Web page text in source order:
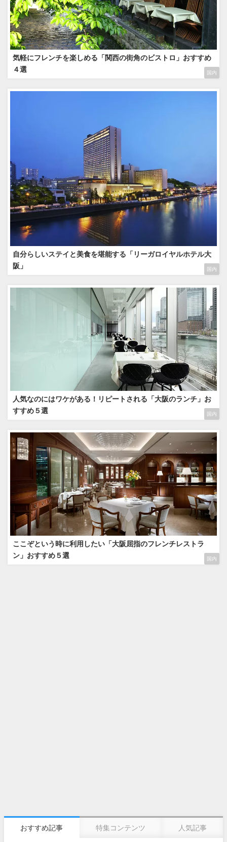
国内
気軽にフレンチを楽しめる「関西の街角のビストロ」おすすめ
４選
国内
自分らしいステイと美食を堪能する「リーガロイヤルホテル大
阪」
国内
人気なのにはワケがある！リピートされる「大阪のランチ」お
すすめ５選
国内
ここぞという時に利用したい「大阪屈指のフレンチレストラ
ン」おすすめ５選
おすすめ記事 特集コンテンツ 人気記事